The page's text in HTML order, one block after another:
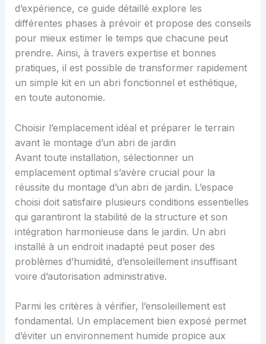
d’expérience, ce guide détaillé explore les
différentes phases à prévoir et propose des conseils
pour mieux estimer le temps que chacune peut
prendre. Ainsi, à travers expertise et bonnes
pratiques, il est possible de transformer rapidement
un simple kit en un abri fonctionnel et esthétique,
en toute autonomie.
Choisir l’emplacement idéal et préparer le terrain
avant le montage d’un abri de jardin
Avant toute installation, sélectionner un
emplacement optimal s’avère crucial pour la
réussite du montage d’un abri de jardin. L’espace
choisi doit satisfaire plusieurs conditions essentielles
qui garantiront la stabilité de la structure et son
intégration harmonieuse dans le jardin. Un abri
installé à un endroit inadapté peut poser des
problèmes d’humidité, d’ensoleillement insuffisant
voire d’autorisation administrative.
Parmi les critères à vérifier, l’ensoleillement est
fondamental. Un emplacement bien exposé permet
d’éviter un environnement humide propice aux